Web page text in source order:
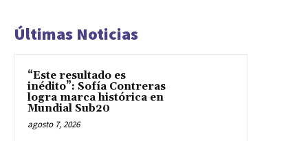
Últimas Noticias
“Este resultado es
inédito”: Sofía Contreras
logra marca histórica en
Mundial Sub20
agosto 7, 2026